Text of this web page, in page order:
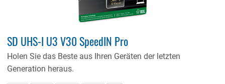
SD UHS-I U3 V30 SpeedIN Pro
Holen Sie das Beste aus Ihren Geräten der letzten
Generation heraus.